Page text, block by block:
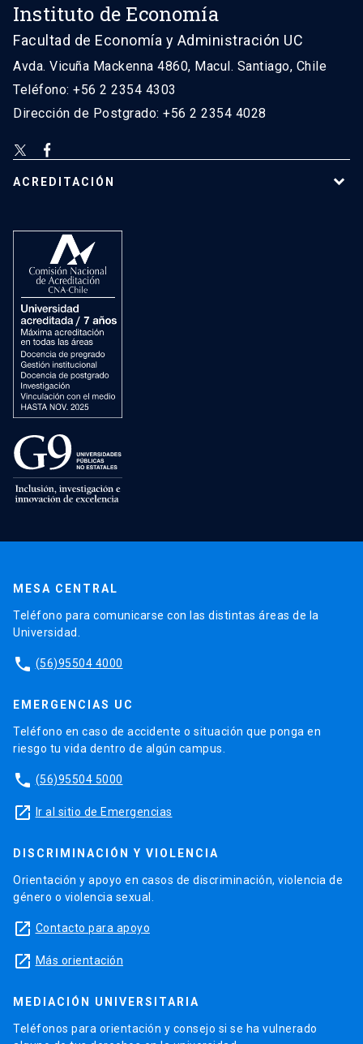
Instituto de Economía
Facultad de Economía y Administración UC
Avda. Vicuña Mackenna 4860, Macul. Santiago, Chile
Teléfono: +56 2 2354 4303
Dirección de Postgrado: +56 2 2354 4028
ACREDITACIÓN
MESA CENTRAL
Teléfono para comunicarse con las distintas áreas de la
Universidad.
phone (56)95504 4000
EMERGENCIAS UC
Teléfono en caso de accidente o situación que ponga en
riesgo tu vida dentro de algún campus.
phone (56)95504 5000
launch Ir al sitio de Emergencias
DISCRIMINACIÓN Y VIOLENCIA
Orientación y apoyo en casos de discriminación, violencia de
género o violencia sexual.
launch Contacto para apoyo
launch Más orientación
MEDIACIÓN UNIVERSITARIA
Teléfonos para orientación y consejo si se ha vulnerado